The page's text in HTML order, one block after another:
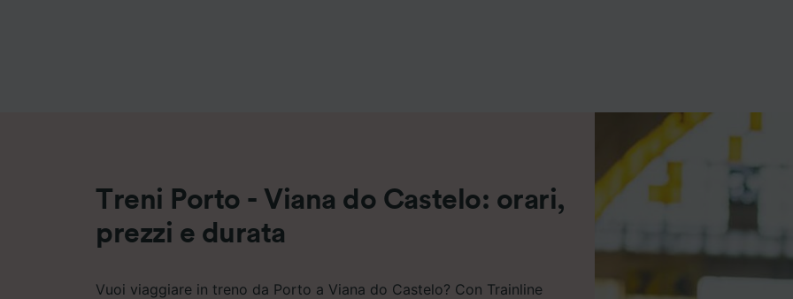
Treni Porto - Viana do Castelo: orari,
prezzi e durata
Vuoi viaggiare in treno da Porto a Viana do Castelo? Con Trainline